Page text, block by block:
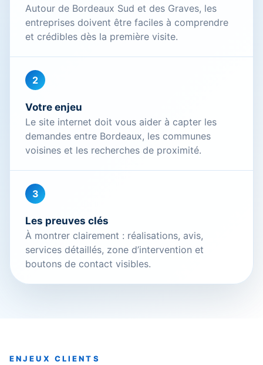
Autour de Bordeaux Sud et des Graves, les
entreprises doivent être faciles à comprendre
et crédibles dès la première visite.
2
Votre enjeu
Le site internet doit vous aider à capter les
demandes entre Bordeaux, les communes
voisines et les recherches de proximité.
3
Les preuves clés
À montrer clairement : réalisations, avis,
services détaillés, zone d’intervention et
boutons de contact visibles.
ENJEUX CLIENTS